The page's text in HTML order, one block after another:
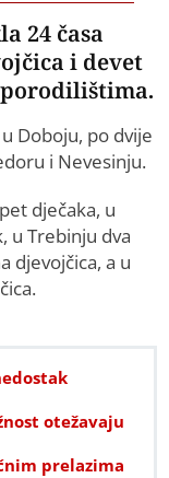
24 časa
i devet
Doboju, po dvije
i Nevesinju.
dječaka, u
u Trebinju dva
djevojčica, a u
otežavaju
prelazima